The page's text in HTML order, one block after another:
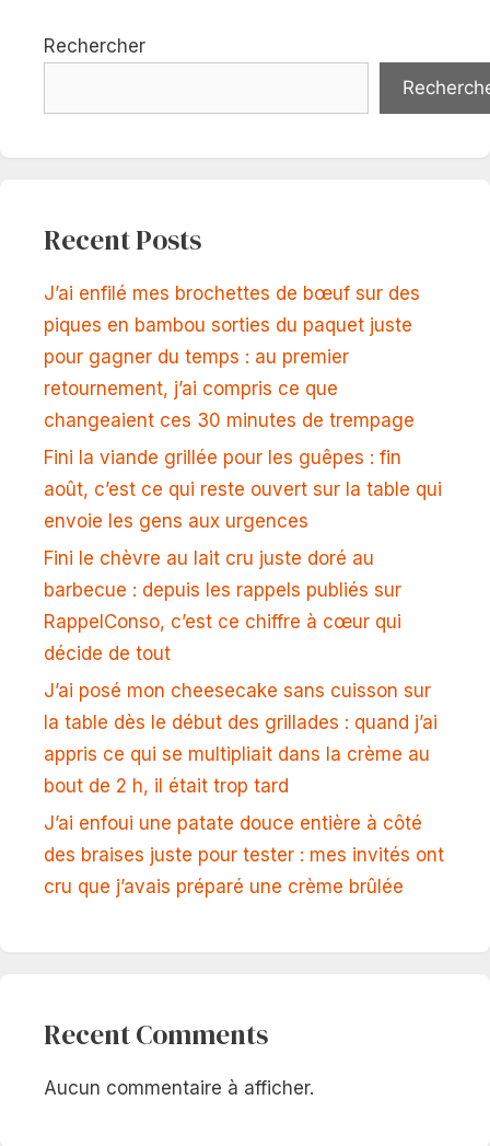
Rechercher
Recent Posts
J’ai enfilé mes brochettes de bœuf sur des
piques en bambou sorties du paquet juste
pour gagner du temps : au premier
retournement, j’ai compris ce que
changeaient ces 30 minutes de trempage
Fini la viande grillée pour les guêpes : fin
août, c’est ce qui reste ouvert sur la table qui
envoie les gens aux urgences
Fini le chèvre au lait cru juste doré au
barbecue : depuis les rappels publiés sur
RappelConso, c’est ce chiffre à cœur qui
décide de tout
J’ai posé mon cheesecake sans cuisson sur
la table dès le début des grillades : quand j’ai
appris ce qui se multipliait dans la crème au
bout de 2 h, il était trop tard
J’ai enfoui une patate douce entière à côté
des braises juste pour tester : mes invités ont
cru que j’avais préparé une crème brûlée
Recent Comments
Aucun commentaire à afficher.